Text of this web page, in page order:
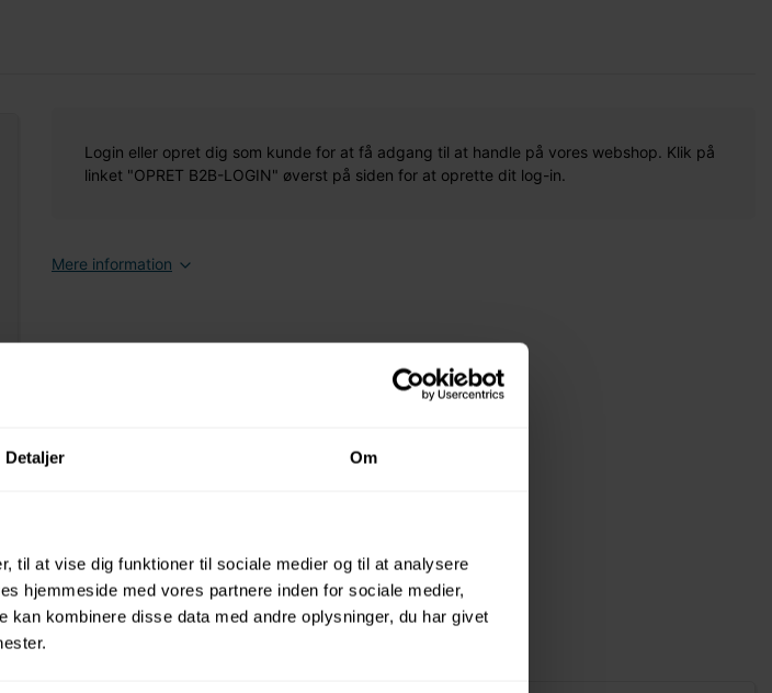
Detaljer Om
til at vise dig funktioner til sociale medier og til at analysere
hjemmeside med vores partnere inden for sociale medier,
kombinere disse data med andre oplysninger, du har givet
Login eller opret dig som kunde for at få adgang til at handle på vores webshop. Klik på
linket "OPRET B2B-LOGIN" øverst på siden for at oprette dit log-in.
Mere information